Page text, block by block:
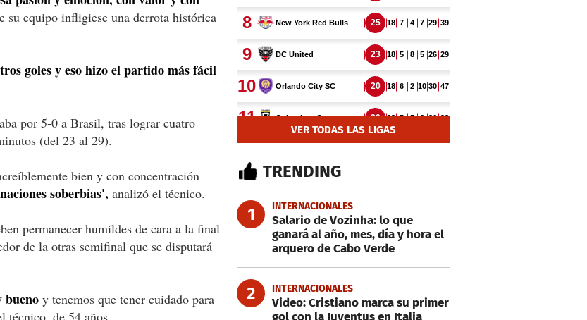
su equipo infligiese una derrota histórica
goles y eso hizo el partido más fácil
por 5-0 a Brasil, tras lograr cuatro
(del 23 al 29).
bien y con concentración
soberbias', analizó el técnico.
permanecer humildes de cara a la final
de la otras semifinal que se disputará
bueno y tenemos que tener cuidado para
técnico, de 54 años.
VER TODAS LAS LIGAS
TRENDING
1 INTERNACIONALES
Salario de Vozinha: lo que
ganará al año, mes, día y hora el
arquero de Cabo Verde
2 INTERNACIONALES
Video: Cristiano marca su primer
gol con la Juventus en Italia